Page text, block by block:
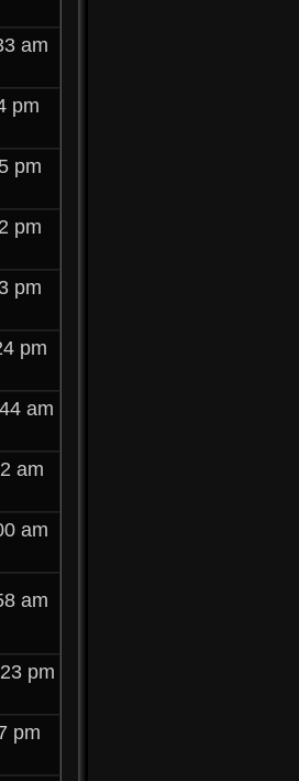
am
pm
pm
pm
pm
pm
am
am
am
am
pm
pm